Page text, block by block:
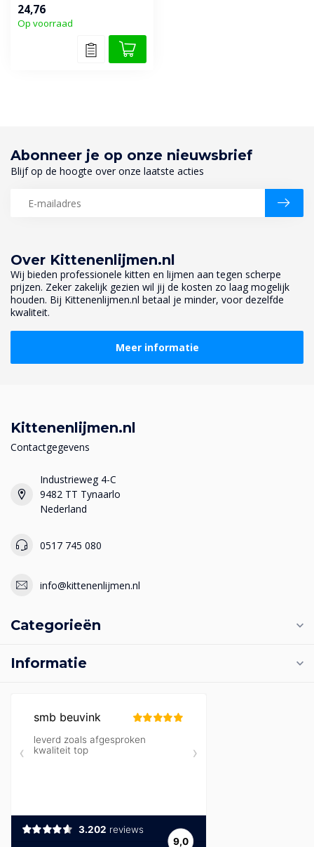
brandbare oplosmiddelli...
24,76
Op voorraad
Over Kittenenlijmen.nl
Wij bieden professionele kitten en lijmen aan tegen scherpe
prijzen. Zeker zakelijk gezien wil jij de kosten zo laag mogelijk
houden. Bij Kittenenlijmen.nl betaal je minder, voor dezelfde
kwaliteit.
Meer informatie
Abonneer je op onze nieuwsbrief
Blijf op de hoogte over onze laatste acties
Kittenenlijmen.nl
Contactgegevens
Industrieweg 4-C
9482 TT Tynaarlo
Nederland
0517 745 080
info@kittenenlijmen.nl
Categorieën
Informatie